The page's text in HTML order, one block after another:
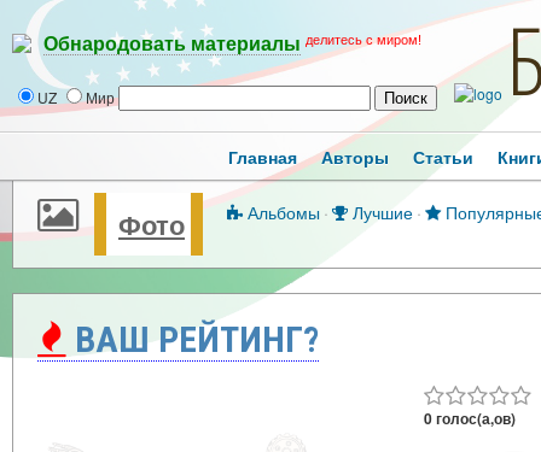
Обнародовать материалы делитесь с миром!
UZ Мир
Главная Авторы Статьи
Фото Альбомы· Лучшие·
ВАШ РЕЙТИНГ?
0 голос(а,ов)